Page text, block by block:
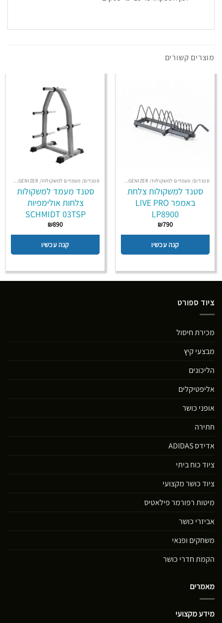
מוצרים קשורים
סטנדים/ מעמדים למשקולות/ ORGENIZER/ מתח מקבילים
סטנד למשקולות צלחת
באמפר LIVE PRO
LP8900
₪790
קנה עכשיו
סטנדים/ מעמדים למשקולות/ ORGENIZER/ מתח מקבילים
סטנד מעמד למשקולות
צלחות אולימפיות
SCHMIDT 03TSP
₪890
קנה עכשיו
ציוד ספורט
מכירת חיסול
מבצעי קיץ
הליכונים
אליפטיקלים
אופני כושר
חתירה
אדידס ADIDAS
ציוד כוח ביתי
ציוד כושר מקצועי
מיטות רפורמר פילאטיס
אביזרי כושר
משחקים ופנאי
הקמת חדרי כושר
מאמרים
מידע מקצועי